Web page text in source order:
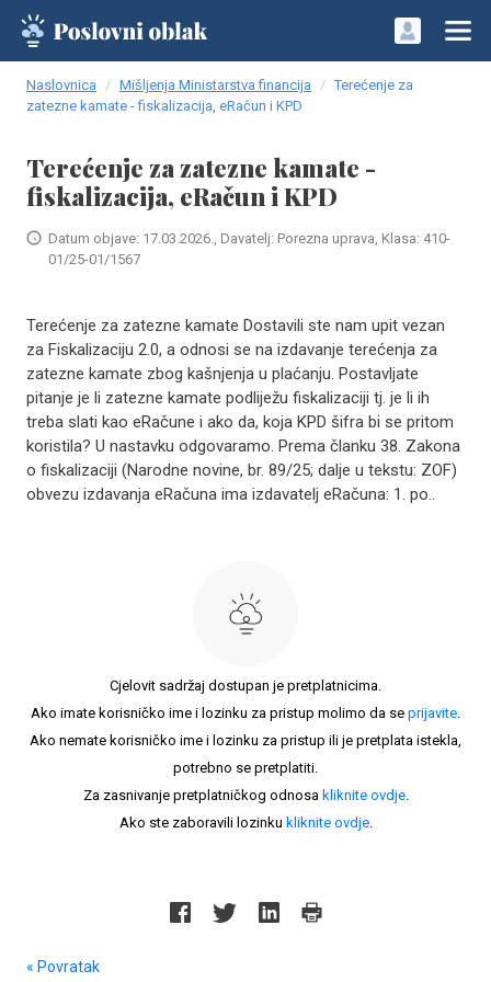
Naslovnica Mišljenja Ministarstva financija
Terećenje za
zatezne kamate - fiskalizacija, eRačun i KPD
Terećenje za zatezne kamate -
fiskalizacija, eRačun i KPD
Datum objave: 17.03.2026., Davatelj: Porezna uprava, Klasa: 410-
01/25-01/1567
Terećenje za zatezne kamate Dostavili ste nam upit vezan
za Fiskalizaciju 2.0, a odnosi se na izdavanje terećenja za
zatezne kamate zbog kašnjenja u plaćanju. Postavljate
pitanje je li zatezne kamate podliježu fiskalizaciji tj. je li ih
treba slati kao eRačune i ako da, koja KPD šifra bi se pritom
koristila? U nastavku odgovaramo. Prema članku 38. Zakona
o fiskalizaciji (Narodne novine, br. 89/25; dalje u tekstu: ZOF)
obvezu izdavanja eRačuna ima izdavatelj eRačuna: 1. po..
Cjelovit sadržaj dostupan je pretplatnicima.
Ako imate korisničko ime i lozinku za pristup molimo da se prijavite.
Ako nemate korisničko ime i lozinku za pristup ili je pretplata istekla,
potrebno se pretplatiti.
Za zasnivanje pretplatničkog odnosa kliknite ovdje.
Ako ste zaboravili lozinku kliknite ovdje.
« Povratak